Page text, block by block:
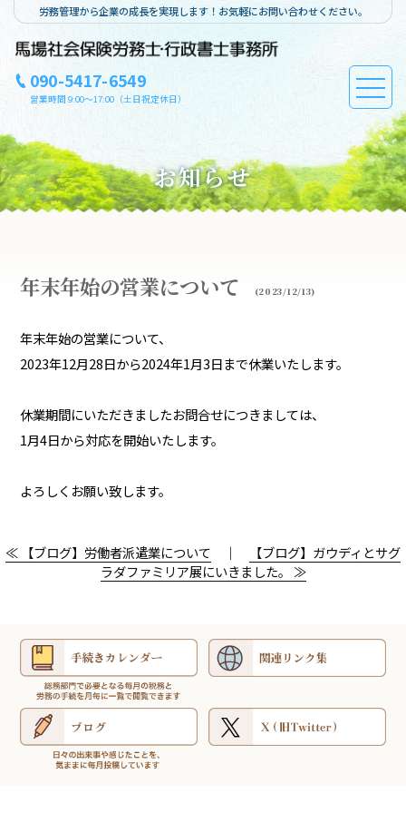
労務管理から企業の成長を実現します！お気軽にお問い合わせください。
090-5417-6549
営業時間 9:00～17:00（土日祝定休日）
お知らせ
年末年始の営業について (2023/12/13)
年末年始の営業について、
2023年12月28日から2024年1月3日まで休業いたします。
休業期間にいただきましたお問合せにつきましては、
1月4日から対応を開始いたします。
よろしくお願い致します。
≪ 【ブログ】労働者派遣業について ｜
【ブログ】ガウディとサグ
ラダファミリア展にいきました。 ≫